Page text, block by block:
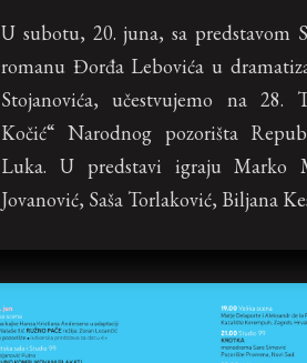
U subotu, 20. juna, sa predstavom
romanu Đorđa Lebovića u
Stojanovića, učestvujemo na 28.
Kočić“ Narodnog pozorišta
Luka. U predstavi igraju Marko
Jovanović, Saša Torlaković, Biljana